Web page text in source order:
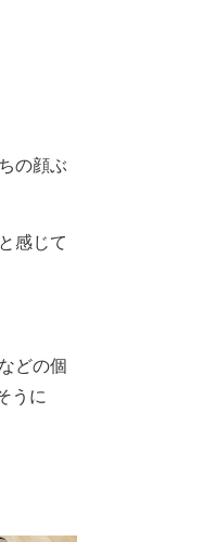
の顔ぶ
感じて
どの個
うに